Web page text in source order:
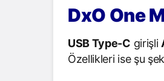
DxO One
USB Type-C girişli
Özellikleri ise şu